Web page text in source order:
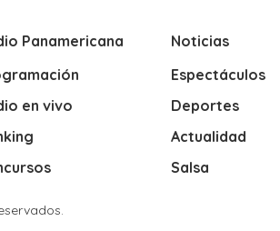
Panamericana
en vivo
Noticias
Espectáculos
Deportes
Actualidad
Salsa